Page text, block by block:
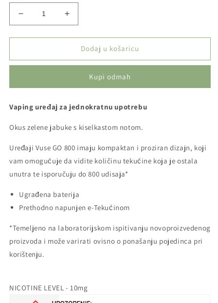
Smanji
količinu
proizvoda
GO
-
SOUR
Povećaj
količinu
proizvoda
VUSE
GO
-
SOUR
Dodaj u košaricu
Kupi odmah
Vaping uređaj za jednokratnu upotrebu
Okus zelene jabuke s kiselkastom notom.
Uređaji Vuse GO 800 imaju kompaktan i proziran dizajn, koji
vam omogućuje da vidite količinu tekućine koja je ostala
unutra te isporučuju do 800 udisaja*
Ugrađena baterija
Prethodno napunjen e-Tekućinom
*Temeljeno na laboratorijskom ispitivanju novoproizvedenog
proizvoda i može varirati ovisno o ponašanju pojedinca pri
korištenju.
NICOTINE LEVEL - 10mg